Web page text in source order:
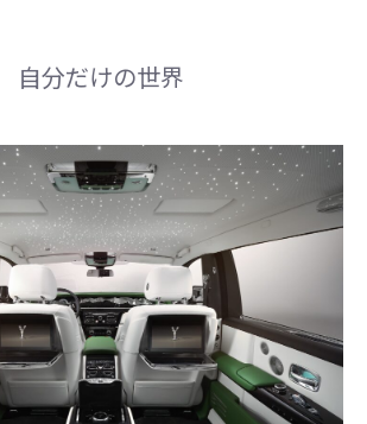
自分だけの世界